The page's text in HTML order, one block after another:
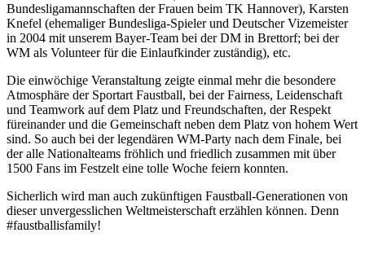
Bundesligamannschaften der Frauen beim TK Hannover), Karsten
Knefel (ehemaliger Bundesliga-Spieler und Deutscher Vizemeister
in 2004 mit unserem Bayer-Team bei der DM in Brettorf; bei der
WM als Volunteer für die Einlaufkinder zuständig), etc.
Die einwöchige Veranstaltung zeigte einmal mehr die besondere
Atmosphäre der Sportart Faustball, bei der Fairness, Leidenschaft
und Teamwork auf dem Platz und Freundschaften, der Respekt
füreinander und die Gemeinschaft neben dem Platz von hohem Wert
sind. So auch bei der legendären WM-Party nach dem Finale, bei
der alle Nationalteams fröhlich und friedlich zusammen mit über
1500 Fans im Festzelt eine tolle Woche feiern konnten.
Sicherlich wird man auch zukünftigen Faustball-Generationen von
dieser unvergesslichen Weltmeisterschaft erzählen können. Denn
#faustballisfamily!